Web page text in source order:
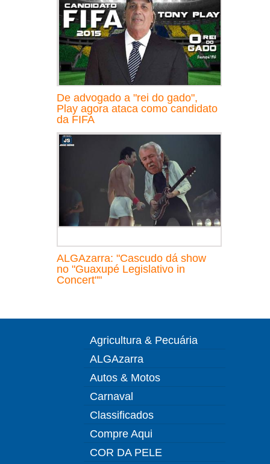
De advogado a "rei do gado",
Play agora ataca como candidato
da FIFA
ALGAzarra: "Cascudo dá show
no "Guaxupé Legislativo in
Concert""
Agricultura & Pecuária
ALGAzarra
Autos & Motos
Carnaval
Classificados
Compre Aqui
COR DA PELE